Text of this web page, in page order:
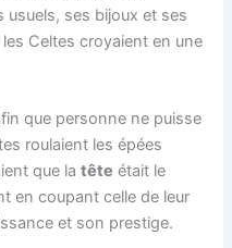
ses bijoux et ses
Celtes croyaient en une
que personne ne puisse
roulaient les épées
que latête était le
en coupant celle de leur
et son prestige.